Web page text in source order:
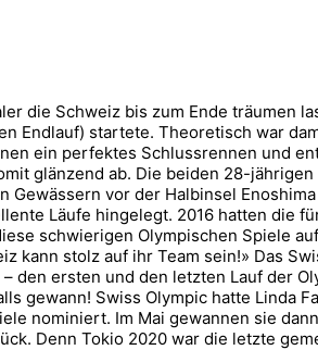
die Schweiz bis zum Ende träumen
Endlauf) startete. Theoretisch war
ein perfektes Schlussrennen und
glänzend ab. Die beiden 28-
vor der Halbinsel
Läufe hingelegt. 2016 hatten die
schwierigen Olympischen Spiele
kann stolz auf ihr Team sein!» Das
den ersten und den letzten Lauf der
gewann! Swiss Olympic hatte Linda
nominiert. Im Mai gewannen sie
Denn Tokio 2020 war die letzte